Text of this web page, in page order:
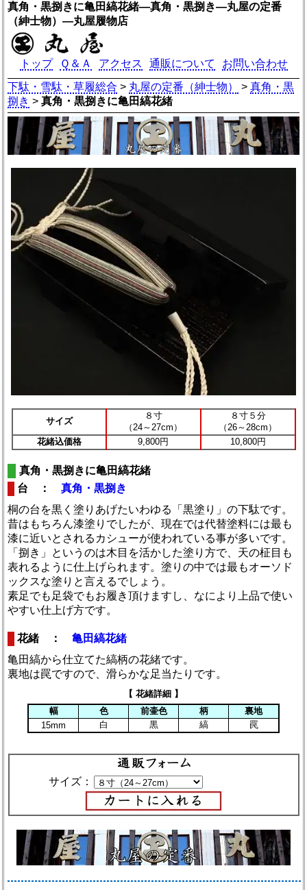
真角・黒捌きに亀田縞花緒―真角・黒捌き―丸屋の定番
（紳士物）―丸屋履物店
トップ Ｑ＆Ａ アクセス 通販について
お問い合わせ
下駄・雪駄・草履総合 > 丸屋の定番（紳士物） >真角・黒
捌き >真角・黒捌きに亀田縞花緒
サイズ
８寸
（24～27cm）
８寸５分
（26～28cm）
花緒込価格
9,800円 10,800円
真角・黒捌きに亀田縞花緒
台 ：真角・黒捌き
桐の台を黒く塗りあげたいわゆる「黒塗り」の下駄です。
昔はもちろん漆塗りでしたが、現在では代替塗料には最も
漆に近いとされるカシューが使われている事が多いです。
「捌き」というのは木目を活かした塗り方で、天の柾目も
表れるように仕上げられます。塗りの中では最もオーソド
ックスな塗りと言えるでしょう。
素足でも足袋でもお履き頂けますし、なにより上品で使い
やすい仕上げ方です。
花緒 ：亀田縞花緒
亀田縞から仕立てた縞柄の花緒です。
裏地は罠ですので、滑らかな足当たりです。
【 花緒詳細 】
幅
色 前壷色 柄
裏地
15mm
白 黒 縞 罠
サイズ：